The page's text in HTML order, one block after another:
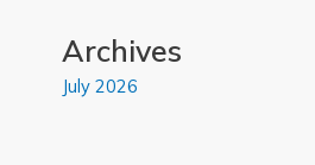
Archives
July 2026